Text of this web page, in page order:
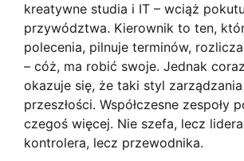
kreatywne studia i IT – wciąż
przywództwa. Kierownik to ten,
polecenia, pilnuje terminów,
– cóż, ma robić swoje. Jednak
okazuje się, że taki styl
przeszłości. Współczesne zespoły
czegoś więcej. Nie szefa, lecz
kontrolera, lecz przewodnika.